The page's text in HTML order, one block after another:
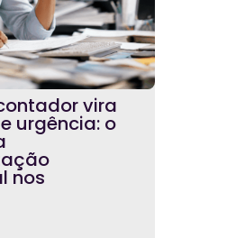
vira
urgência: o
nos